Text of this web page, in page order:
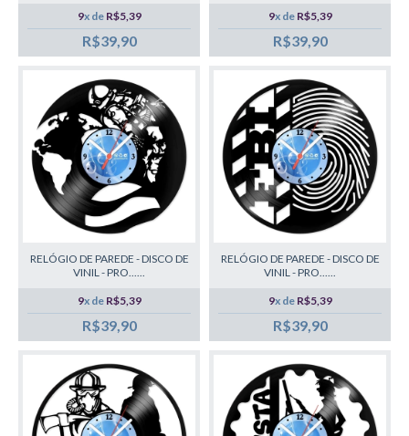
9x de R$5,39
R$39,90
9x de R$5,39
R$39,90
RELÓGIO DE PAREDE - DISCO DE
VINIL - PRO......
9x de R$5,39
R$39,90
RELÓGIO DE PAREDE - DISCO DE
VINIL - PRO......
9x de R$5,39
R$39,90